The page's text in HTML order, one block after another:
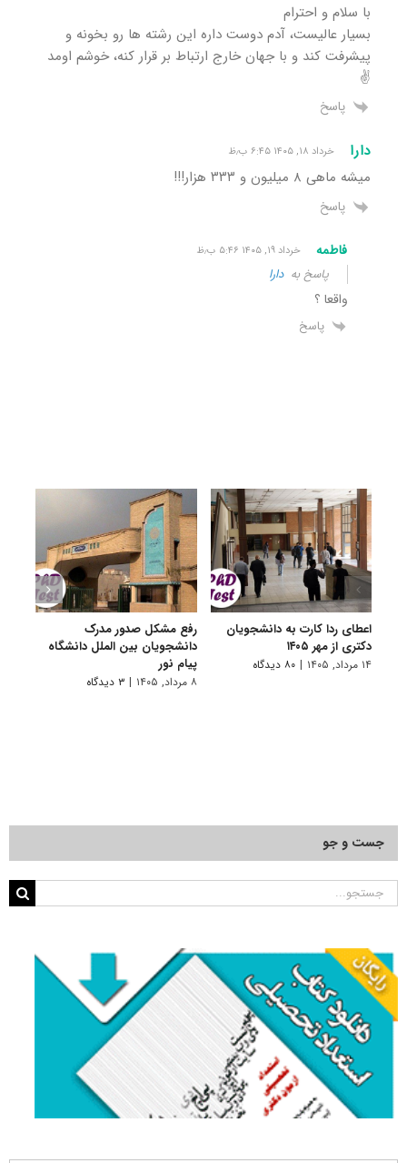
با سلام و احترام
بسیار عالیست، آدم دوست داره این رشته ها رو بخونه و
پیشرفت کند و با جهان خارج ارتباط بر قرار کنه، خوشم اومد
✌️
پاسخ
دارا خرداد ۱۸, ۱۴۰۵ ۶:۴۵ ب٫ظ
میشه ماهی ۸ میلیون و ۳۳۳ هزار!!!
پاسخ
فاطمه خرداد ۱۹, ۱۴۰۵ ۵:۴۶ ب٫ظ
پاسخ بهدارا
واقعا ؟
پاسخ
اعطای ردا کارت به دانشجویان
دکتری از مهر ۱۴۰۵
۱۴ مرداد, ۱۴۰۵ | ۸۰ دیدگاه
رفع مشکل صدور مدرک
دانشجویان بین الملل دانشگاه
پیام نور
۸ مرداد, ۱۴۰۵ | ۳ دیدگاه
جست و جو
جستجو